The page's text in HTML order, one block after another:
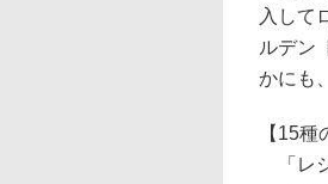
入して
ルデン
かにも
【15種
「レ